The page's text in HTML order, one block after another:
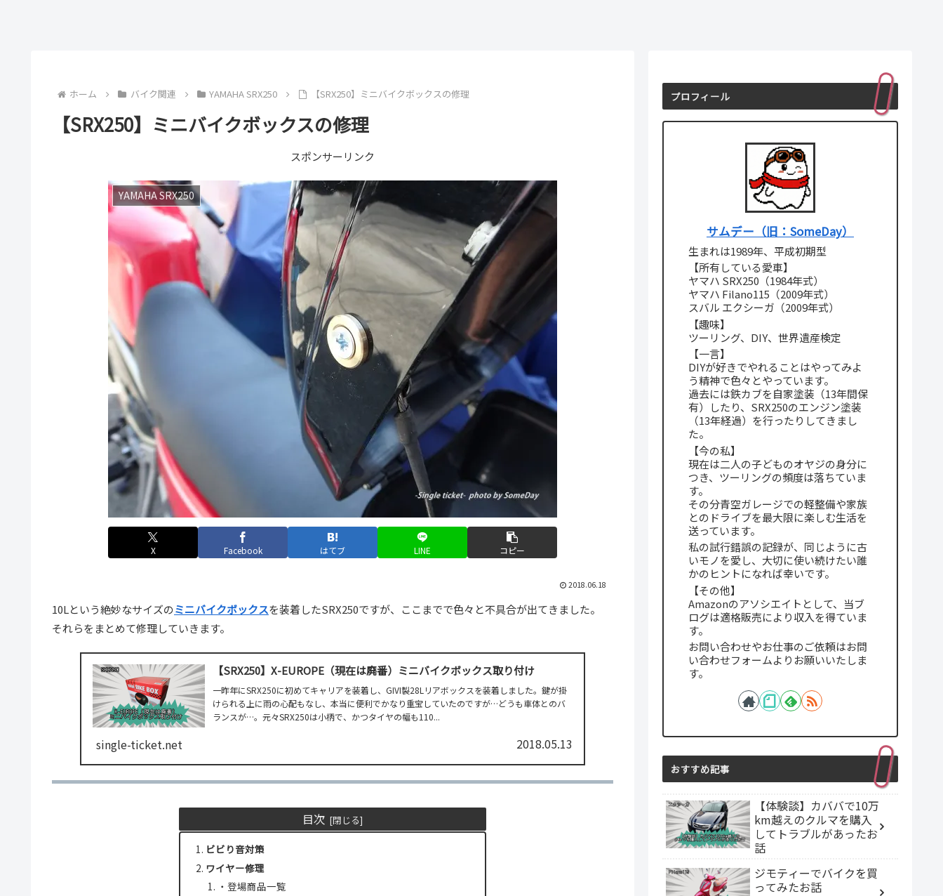
ホーム バイク関連 YAMAHA SRX250 【SRX250】ミニバイクボックスの修理
【SRX250】ミニバイクボックスの修理
スポンサーリンク
YAMAHA SRX250
X Facebook はてブ LINE コピー
2018.06.18
10Lという絶妙なサイズのミニバイクボックスを装着したSRX250ですが、ここまでで色々と不具合が出てきました。
それらをまとめて修理していきます。
【SRX250】X-EUROPE（現在は廃番）ミニバイクボックス取り付け
一昨年にSRX250に初めてキャリアを装着し、GIVI製28Lリアボックスを装着しました。鍵が掛
けられる上に雨の心配もなし、本当に便利でかなり重宝していたのですが…どうも車体とのバ
ランスが…。元々SRX250は小柄で、かつタイヤの幅も110...
single-ticket.net 2018.05.13
目次
ビビり音対策
ワイヤー修理
・登場商品一覧
プロフィール
サムデー（旧：SomeDay）
生まれは1989年、平成初期型
【所有している愛車】
ヤマハ SRX250（1984年式）
ヤマハ Filano115（2009年式）
スバル エクシーガ（2009年式）
【趣味】
ツーリング、DIY、世界遺産検定
【一言】
DIYが好きでやれることはやってみよ
う精神で色々とやっています。
過去には鉄カブを自家塗装（13年間保
有）したり、SRX250のエンジン塗装
（13年経過）を行ったりしてきまし
た。
【今の私】
現在は二人の子どものオヤジの身分に
つき、ツーリングの頻度は落ちていま
す。
その分青空ガレージでの軽整備や家族
とのドライブを最大限に楽しむ生活を
送っています。
私の試行錯誤の記録が、同じように古
いモノを愛し、大切に使い続けたい誰
かのヒントになれば幸いです。
【その他】
Amazonのアソシエイトとして、当ブ
ログは適格販売により収入を得ていま
す。
お問い合わせやお仕事のご依頼はお問
い合わせフォームよりお願いいたしま
す。
おすすめ記事
【体験談】カババで10万
km越えのクルマを購入
してトラブルがあったお
話
ジモティーでバイクを買
ってみたお話